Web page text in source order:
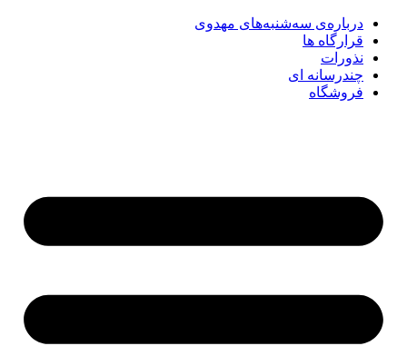
درباره‌ی سه‌شنبه‌های مهدوی
قرارگاه ها
نذورات
چندرسانه‌ ای
فروشگاه